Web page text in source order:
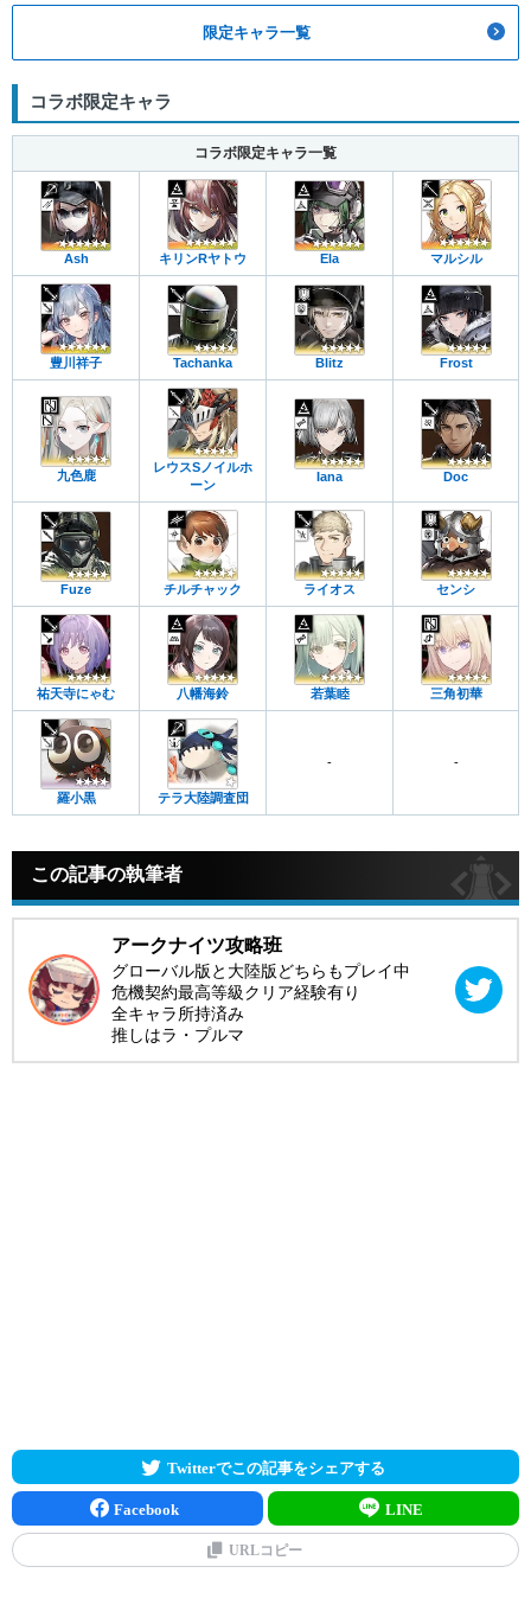
限定キャラ一覧
コラボ限定キャラ
コラボ限定キャラ一覧
Ash キリンRヤトウ Ela マルシル
豊川祥子 Tachanka Blitz Frost
九色鹿
レウスSノイルホ
ーン
Iana Doc
Fuze チルチャック ライオス センシ
祐天寺にゃむ 八幡海鈴 若葉睦 三角初華
羅小黒 テラ大陸調査団
- -
この記事の執筆者
アークナイツ攻略班
グローバル版と大陸版どちらもプレイ中
危機契約最高等級クリア経験有り
全キャラ所持済み
推しはラ・プルマ
Twitterでこの記事をシェアする
Facebook LINE
URLコピー